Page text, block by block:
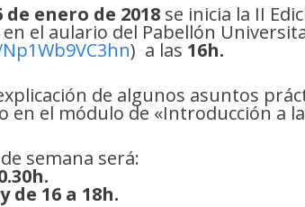
de enero de 2018 se inicia la II
el aulario del Pabellón
) a las 16h.
de algunos asuntos
en el módulo de «Introducción a
semana será:
de 16 a 18h.